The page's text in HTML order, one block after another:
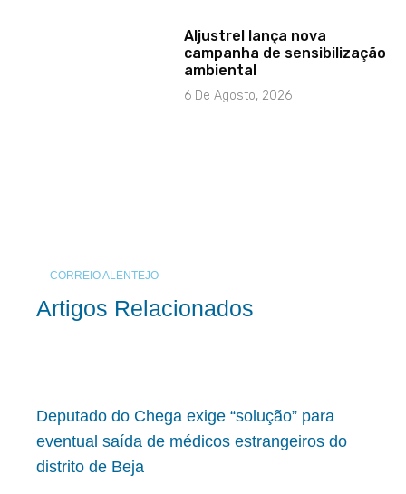
Aljustrel lança nova
campanha de sensibilização
ambiental
6 De Agosto, 2026
CORREIO ALENTEJO
Artigos Relacionados
Deputado do Chega exige “solução” para
eventual saída de médicos estrangeiros do
distrito de Beja